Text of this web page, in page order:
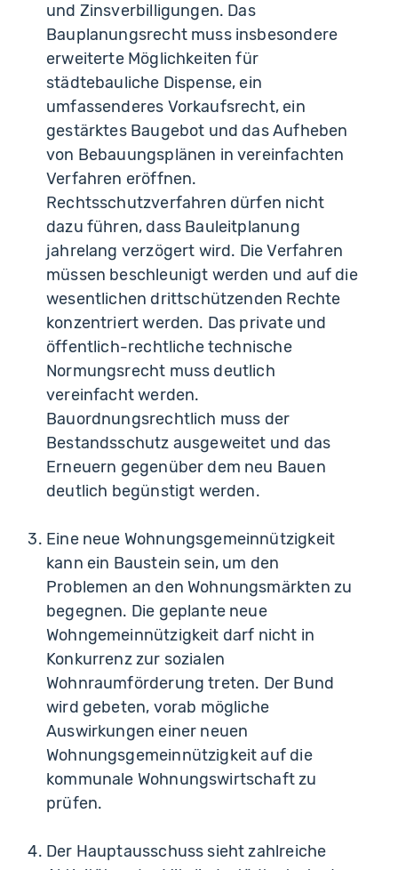
und Zinsverbilligungen. Das
Bauplanungsrecht muss insbesondere
erweiterte Möglichkeiten für
städtebauliche Dispense, ein
umfassenderes Vorkaufsrecht, ein
gestärktes Baugebot und das Aufheben
von Bebauungsplänen in vereinfachten
Verfahren eröffnen.
Rechtsschutzverfahren dürfen nicht
dazu führen, dass Bauleitplanung
jahrelang verzögert wird. Die Verfahren
müssen beschleunigt werden und auf die
wesentlichen drittschützenden Rechte
konzentriert werden. Das private und
öffentlich-rechtliche technische
Normungsrecht muss deutlich
vereinfacht werden.
Bauordnungsrechtlich muss der
Bestandsschutz ausgeweitet und das
Erneuern gegenüber dem neu Bauen
deutlich begünstigt werden.
Eine neue Wohnungsgemeinnützigkeit
kann ein Baustein sein, um den
Problemen an den Wohnungsmärkten zu
begegnen. Die geplante neue
Wohngemeinnützigkeit darf nicht in
Konkurrenz zur sozialen
Wohnraumförderung treten. Der Bund
wird gebeten, vorab mögliche
Auswirkungen einer neuen
Wohnungsgemeinnützigkeit auf die
kommunale Wohnungswirtschaft zu
prüfen.
Der Hauptausschuss sieht zahlreiche